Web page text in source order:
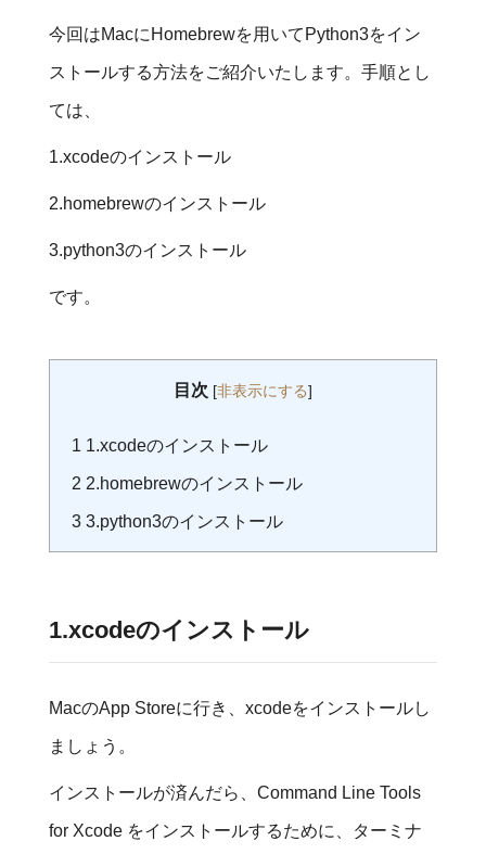
今回はMacにHomebrewを用いてPython3をイン
ストールする方法をご紹介いたします。手順とし
ては、
1.xcodeのインストール
2.homebrewのインストール
3.python3のインストール
です。
目次 [非表示にする]
1 1.xcodeのインストール
2 2.homebrewのインストール
33.python3のインストール
1.xcodeのインストール
MacのApp Storeに行き、xcodeをインストールし
ましょう。
インストールが済んだら、Command Line Tools
for Xcode をインストールするために、ターミナ